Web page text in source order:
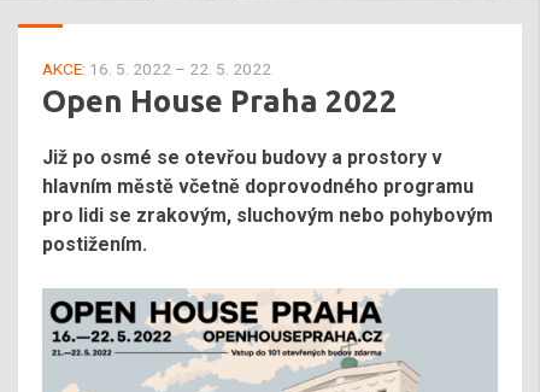
AKCE: 16. 5. 2022 – 22. 5. 2022
Open House Praha 2022
Již po osmé se otevřou budovy a prostory v
hlavním městě včetně doprovodného programu
pro lidi se zrakovým, sluchovým nebo pohybovým
postižením.